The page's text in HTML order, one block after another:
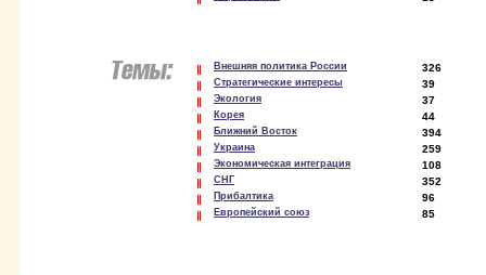
Внешняя политика России 326
Стратегические интересы 39
Экология 37
Корея 44
Ближний Восток 394
Украина 259
Экономическая интеграция 108
СНГ 352
Прибалтика 96
Европейский союз 85